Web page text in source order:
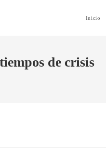
Inicio
de crisis